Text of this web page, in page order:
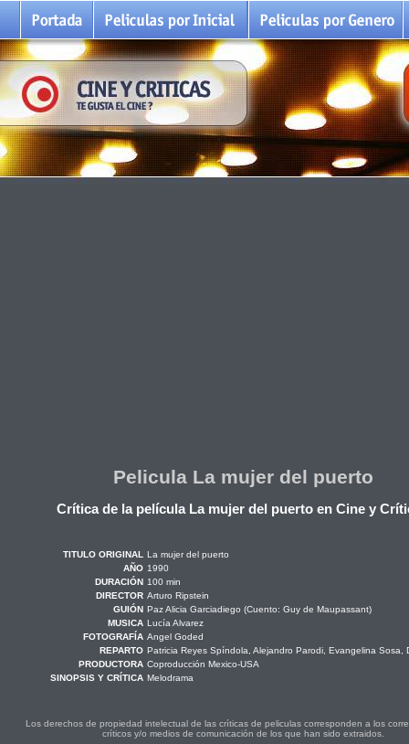
Pelicula La mujer del puerto
Crítica de la película La mujer del puerto en Cine y
TITULO ORIGINAL
La mujer del puerto
AÑO 1990
DURACIÓN 100 min
DIRECTOR Arturo Ripstein
GUIÓN Paz Alicia Garciadiego (Cuento: Guy de Maupassant)
MUSICA Lucía Alvarez
FOTOGRAFÍA Angel Goded
REPARTO Patricia Reyes Spíndola, Alejandro Parodi, Evangelina Sosa,
PRODUCTORA Coproducción Mexico-USA
SINOPSIS Y CRÍTICA Melodrama
Los derechos de propiedad intelectual de las críticas de peliculas corresponden a los
críticos y/o medios de comunicación de los que han sido extraidos.